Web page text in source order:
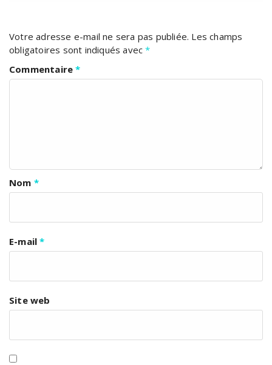
Votre adresse e-mail ne sera pas publiée. Les champs
obligatoires sont indiqués avec*
Commentaire*
Nom *
E-mail*
Site web